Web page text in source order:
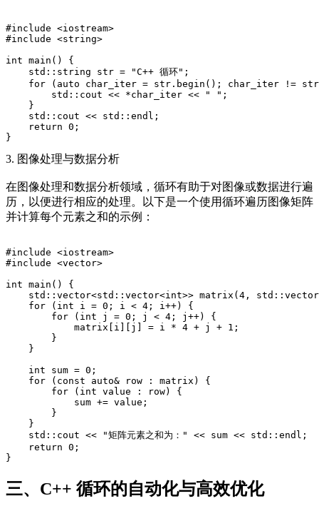
#include <iostream>
#include <string>
int main() {
    std::string str = "C++ 循环";
for (auto char_iter = str.begin(); char_iter !=
        std::cout << *char_iter << " ";
    }
    std::cout << std::endl;
    return 0;
}
3. 图像处理与数据分析
在图像处理和数据分析领域，循环有助于对图像或数据进行遍
历，以便进行相应的处理。以下是一个使用循环遍历图像矩阵
并计算每个元素之和的示例：
#include <iostream>
#include <vector>
int main() {
std::vector<std::vector<int>> matrix(4,
    for (int i = 0; i < 4; i++) {
        for (int j = 0; j < 4; j++) {
            matrix[i][j] = i * 4 + j + 1;
        }
    }
    int sum = 0;
    for (const auto& row : matrix) {
        for (int value : row) {
            sum += value;
        }
    }
    std::cout << "矩阵元素之和为：" << sum << std::endl;
    return 0;
}
三、C++ 循环的自动化与高效优化